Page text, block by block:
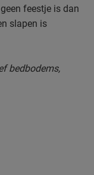
feestje is dan
slapen is
bedbodems,